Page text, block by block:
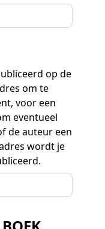
op de
om te
voor een
eventueel
de auteur een
wordt je